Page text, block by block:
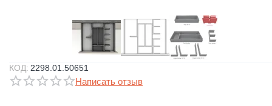
КОД: 2298.01.50651
Написать отзыв